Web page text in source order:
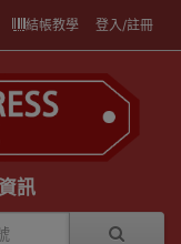
結帳教學 登入/註冊
訊